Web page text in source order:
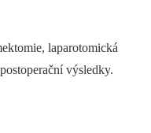
laparotomická
výsledky.